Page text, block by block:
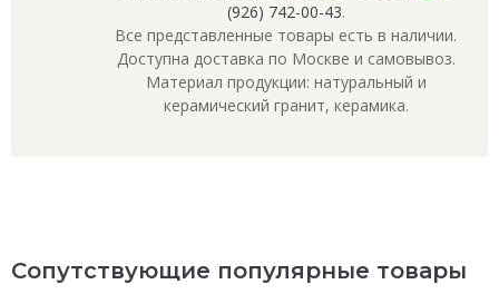
(926) 742-00-43.
Все представленные товары есть в наличии.
Доступна доставка по Москве и самовывоз.
Материал продукции: натуральный и
керамический гранит, керамика.
Сопутствующие популярные товары